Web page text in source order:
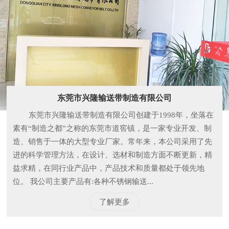
东莞市兴隆输送带制造有限公司
东莞市兴隆输送带制造有限公司创建于1998年，坐落在
素有“制造之都”之称的东莞市道窖镇，是一家专业开发、制
造、销售于一体的大型专业厂家。常年来，本公司采用了先
进的科学管理方法，在设计、选材和制造方面不断更新，精
益求精，在同行业产品中，产品技术和质量都处于领先地
位。 我公司主要产品有:各种不锈钢输送...
了解更多